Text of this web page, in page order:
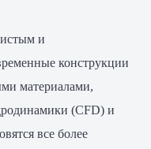
и
конструкции
материалами,
(CFD) и
все более